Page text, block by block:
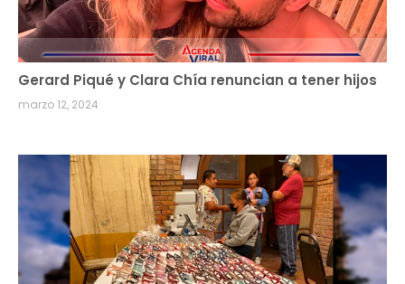
Gerard Piqué y Clara Chía renuncian a tener hijos
marzo 12, 2024